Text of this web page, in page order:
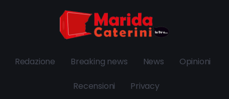
Redazione Breaking news News Opinioni
Recensioni Privacy